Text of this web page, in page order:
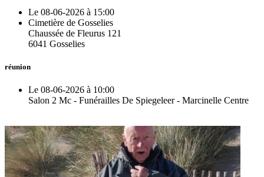
Le 08-06-2026 à 15:00
Cimetière de Gosselies
Chaussée de Fleurus 121
6041 Gosselies
réunion
Le 08-06-2026 à 10:00
Salon 2 Mc - Funérailles De Spiegeleer - Marcinelle Centre